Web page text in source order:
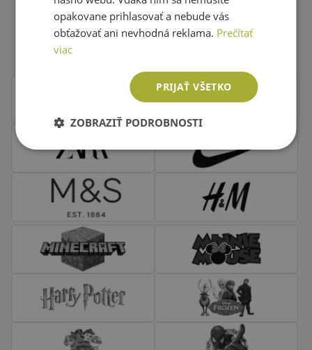
Obľúbené značky second hand
oblečenia
opakovane prihlasovať a nebude vás
obťažovať ani nevhodná reklama. Prečítať
viac
PRIJAŤ VŠETKO
ZOBRAZIŤ PODROBNOSTI